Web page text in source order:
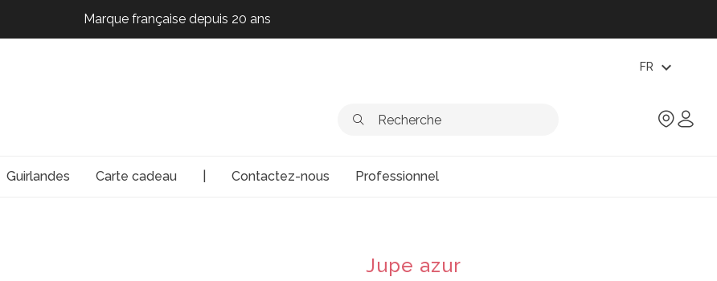
Marque française depuis 20 ans
Marque française depuis 20 ans
FR expand_more
Guirlandes Carte cadeau Contactez-nous Professionnel
Jupe azur